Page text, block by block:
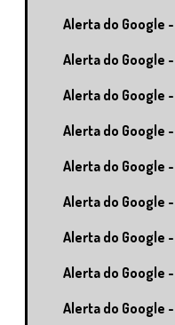
Alerta do Google
Alerta do Google
Alerta do Google
Alerta do Google
Alerta do Google
Alerta do Google
Alerta do Google
Alerta do Google
Alerta do Google